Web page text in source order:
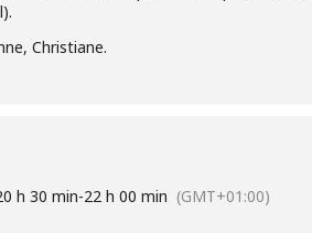
Christiane.
h 30 min-22 h 00 min (GMT+01:00)